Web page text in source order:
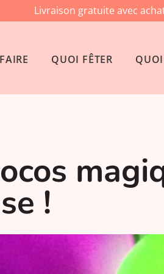
Livraison gratuite avec
QUOI FÊTER
!